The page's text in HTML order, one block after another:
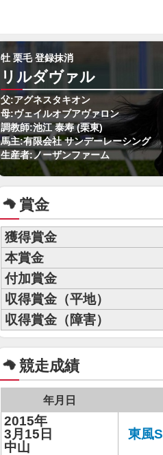
牡 栗毛 登録抹消
リルダヴァル
父:アグネスタキオン
母:ヴェイルオブアヴァロン
調教師:池江 泰寿 (栗東)
馬主:有限会社 サンデーレーシング
生産者:ノーザンファーム
賞金
獲得賞金
本賞金
付加賞金
収得賞金（平地）
収得賞金（障害）
競走成績
年月日
2015年
3月15日
中山
東風S